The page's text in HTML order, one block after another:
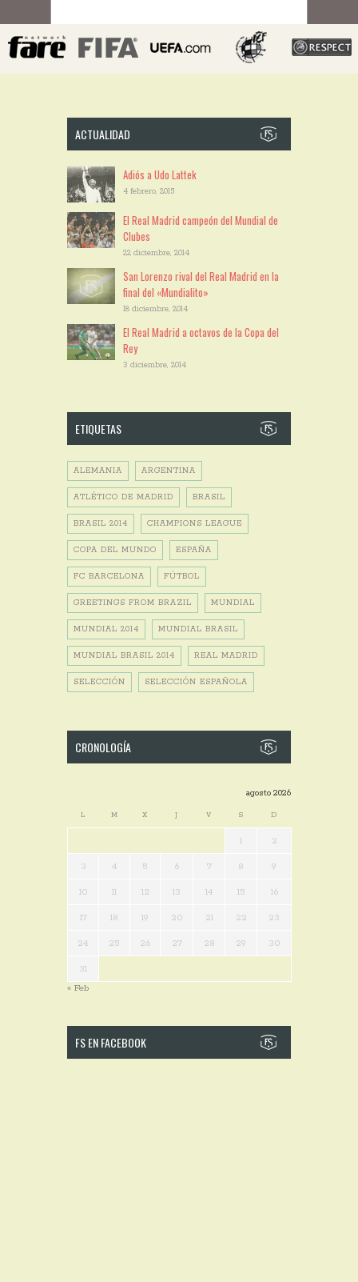
ACTUALIDAD
Adiós a Udo Lattek
4 febrero, 2015
El Real Madrid campeón del Mundial de
Clubes
22 diciembre, 2014
San Lorenzo rival del Real Madrid en la
final del «Mundialito»
18 diciembre, 2014
El Real Madrid a octavos de la Copa del
Rey
3 diciembre, 2014
ETIQUETAS
ALEMANIA ARGENTINA
ATLÉTICO DE MADRID BRASIL
BRASIL 2014 CHAMPIONS LEAGUE
COPA DEL MUNDO ESPAÑA
FC BARCELONA FÚTBOL
GREETINGS FROM BRAZIL MUNDIAL
MUNDIAL 2014 MUNDIAL BRASIL
MUNDIAL BRASIL 2014 REAL MADRID
SELECCIÓN SELECCIÓN ESPAÑOLA
CRONOLOGÍA
agosto 2026
L M X J V S D
1 2
3 4 5 6 7 8 9
10 11 12 13 14 15 16
17 18 19 20 21 22 23
24 25 26 27 28 29 30
31
« Feb
FS EN FACEBOOK